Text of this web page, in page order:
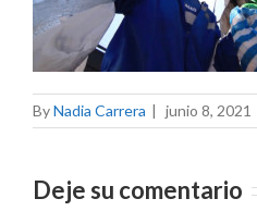
ByNadia Carrera | junio 8, 2021
Deje su comentario